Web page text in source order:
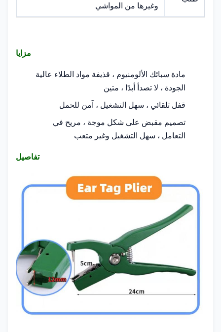
وغيرها من المواشي
مزايا
مادة سبائك الألومنيوم ، قذيفة مواد الطلاء عالية
الجودة ، لا تصدأ أبدًا ، متين
قفل تلقائي ، سهل التشغيل ، آمن للحمل
تصميم مقبض على شكل موجة ، مريح في
التعامل ، سهل التشغيل وغير متعب
تفاصيل